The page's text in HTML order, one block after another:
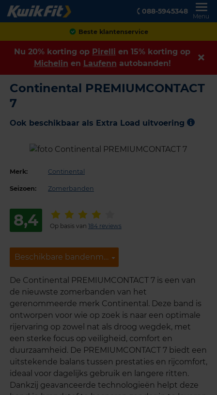
088-5945348
Menu
Achteraf betalen
Nu 20% korting op Pirelli en 15% korting op
Michelin en Laufenn autobanden!
Continental PREMIUMCONTACT
7
Ook beschikbaar als Extra Load uitvoering
Merk: Continental
Seizoen: Zomerbanden
8,4 Op basis van 184 reviews
Beschikbare bandenmaten
Beschikbare bandenmaten
De Continental PREMIUMCONTACT 7 is een van
de nieuwste zomerbanden van het
gerenommeerde merk Continental. Deze band is
ontworpen voor wie op zoek is naar een optimale
rijervaring op zowel nat als droog wegdek, met
een sterke focus op veiligheid, comfort en
duurzaamheid. De PREMIUMCONTACT 7 biedt een
uitstekende balans tussen prestaties en rijcomfort,
ideaal voor dagelijks gebruik en langere ritten.
Dankzij geavanceerde technologieën helpt deze